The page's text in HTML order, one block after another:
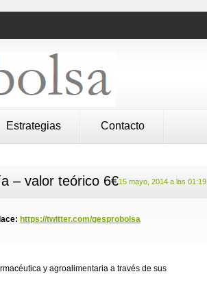
Estrategias Contacto
– valor teórico 6€
https://twitter.com/gesprobolsa
y agroalimentaria a través de sus
15 mayo, 2014 a las 01:19